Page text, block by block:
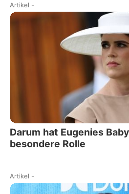
Artikel -
Darum hat Eugenies
besondere Rolle
Artikel -